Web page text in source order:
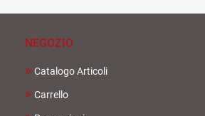
NEGOZIO
Catalogo Articoli
Carrello